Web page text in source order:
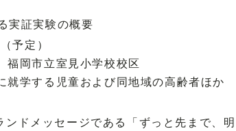
実証実験の概要
予定）
福岡市立室見小学校校区
就学する児童および同地域の高齢者ほか
ドメッセージである「ずっと先まで、